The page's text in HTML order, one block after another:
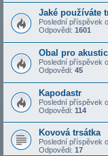
Jaké používáte
Poslední příspěvek
Odpovědi: 1601
Obal pro
Poslední příspěvek
Odpovědi: 45
Kapodastr
Poslední příspěvek
Odpovědi: 114
Kovová trsátka
Poslední příspěvek
Odpovědi: 17